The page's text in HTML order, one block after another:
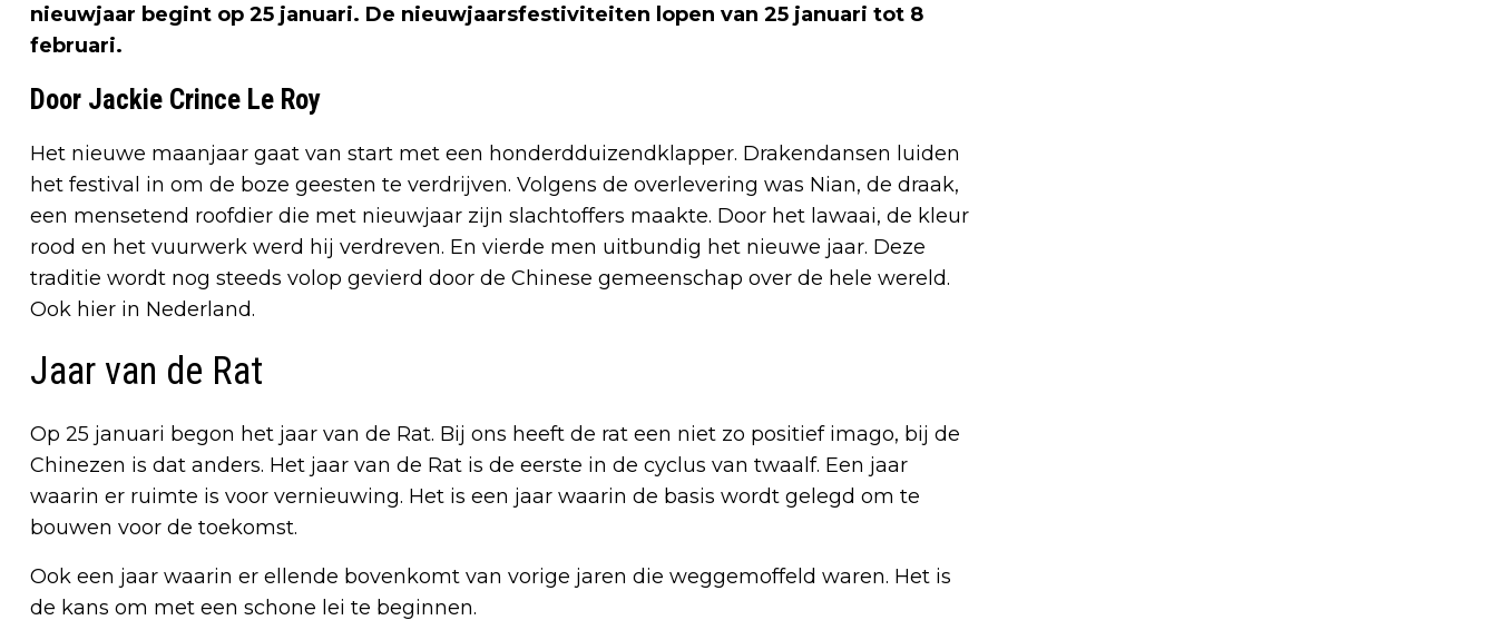
nieuwjaar begint op 25 januari. De nieuwjaarsfestiviteiten lopen van 25 januari tot 8
februari.
Door Jackie Crince Le Roy
Het nieuwe maanjaar gaat van start met een honderdduizendklapper. Drakendansen luiden
het festival in om de boze geesten te verdrijven. Volgens de overlevering was Nian, de draak,
een mensetend roofdier die met nieuwjaar zijn slachtoffers maakte. Door het lawaai, de kleur
rood en het vuurwerk werd hij verdreven. En vierde men uitbundig het nieuwe jaar. Deze
traditie wordt nog steeds volop gevierd door de Chinese gemeenschap over de hele wereld.
Ook hier in Nederland.
Jaar van de Rat
Op 25 januari begon het jaar van de Rat. Bij ons heeft de rat een niet zo positief imago, bij de
Chinezen is dat anders. Het jaar van de Rat is de eerste in de cyclus van twaalf. Een jaar
waarin er ruimte is voor vernieuwing. Het is een jaar waarin de basis wordt gelegd om te
bouwen voor de toekomst.
Ook een jaar waarin er ellende bovenkomt van vorige jaren die weggemoffeld waren. Het is
de kans om met een schone lei te beginnen.